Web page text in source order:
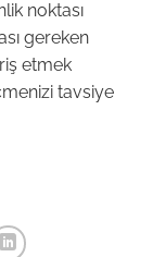
noktası
gereken
etmek
tavsiye